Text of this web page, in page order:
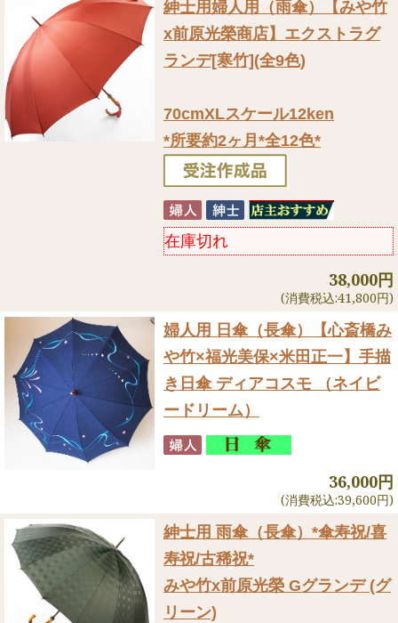
紳士用婦人用（雨傘）
【みや竹
x前原光榮商店】エクストラグ
ランデ[寒竹](全9色)
70cmXLスケール12ken
*所要約2ヶ月*全12色*
在庫切れ
38,000円
(消費税込:41,800円)
婦人用 日傘（長傘）
【心斎橋み
や竹×福光美保×米田正一】手描
き日傘 ディアコスモ （ネイビ
ードリーム）
36,000円
(消費税込:39,600円)
紳士用 雨傘（長傘） *傘寿祝/喜
寿祝/古稀祝*
みや竹x前原光榮 Gグランデ (グ
リーン)